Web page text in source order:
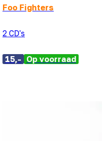
Foo Fighters
2 CD's
15,- Op voorraad